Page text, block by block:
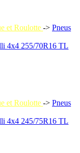
et Roulotte -> Pneus
et Roulotte -> Pneus